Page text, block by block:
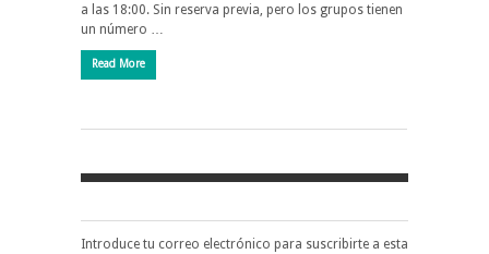
a las 18:00. Sin reserva previa, pero los grupos tienen
un número …
Read More
Introduce tu correo electrónico para suscribirte a esta